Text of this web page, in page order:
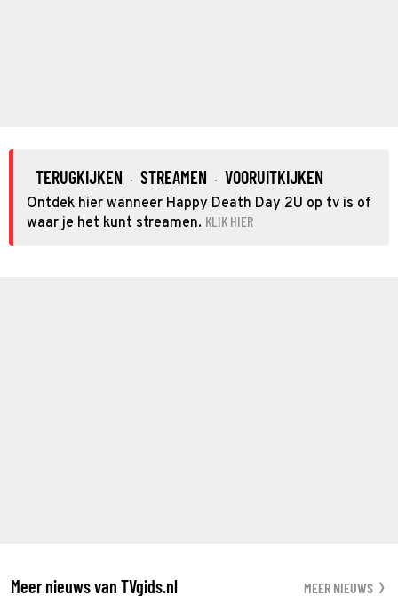
TERUGKIJKEN · STREAMEN · VOORUITKIJKEN
Ontdek hier wanneer Happy Death Day 2U op tv is of
waar je het kunt streamen. KLIK HIER
Meer nieuws van TVgids.nl MEER NIEUWS